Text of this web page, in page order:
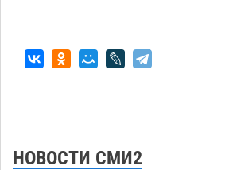
НОВОСТИ СМИ2